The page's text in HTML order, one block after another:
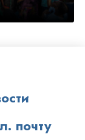
почту